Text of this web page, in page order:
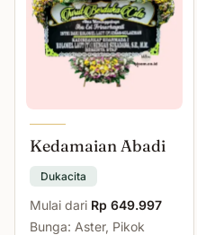
Kedamaian Abadi
Dukacita
Mulai dari Rp 649.997
Bunga: Aster, Pikok